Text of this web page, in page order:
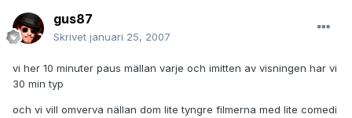
gus87
Skrivet januari 25, 2007
vi her 10 minuter paus mällan varje och imitten av visningen har vi
30 min typ
och vi vill omverva nällan dom lite tyngre filmerna med lite comedi